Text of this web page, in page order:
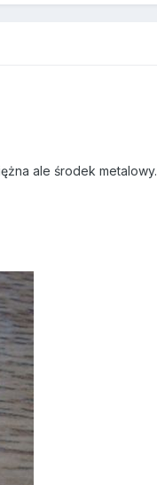
ale środek metalowy.